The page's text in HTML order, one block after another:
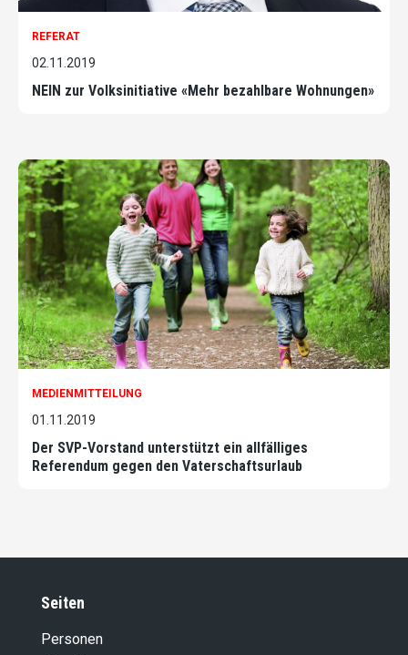
REFERAT
02.11.2019
NEIN zur Volksinitiative «Mehr bezahlbare Wohnungen»
MEDIENMITTEILUNG
01.11.2019
Der SVP-Vorstand unterstützt ein allfälliges
Referendum gegen den Vaterschaftsurlaub
Seiten
Personen